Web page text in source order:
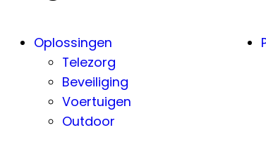
Oplossingen
Telezorg
Beveiliging
Voertuigen
Outdoor